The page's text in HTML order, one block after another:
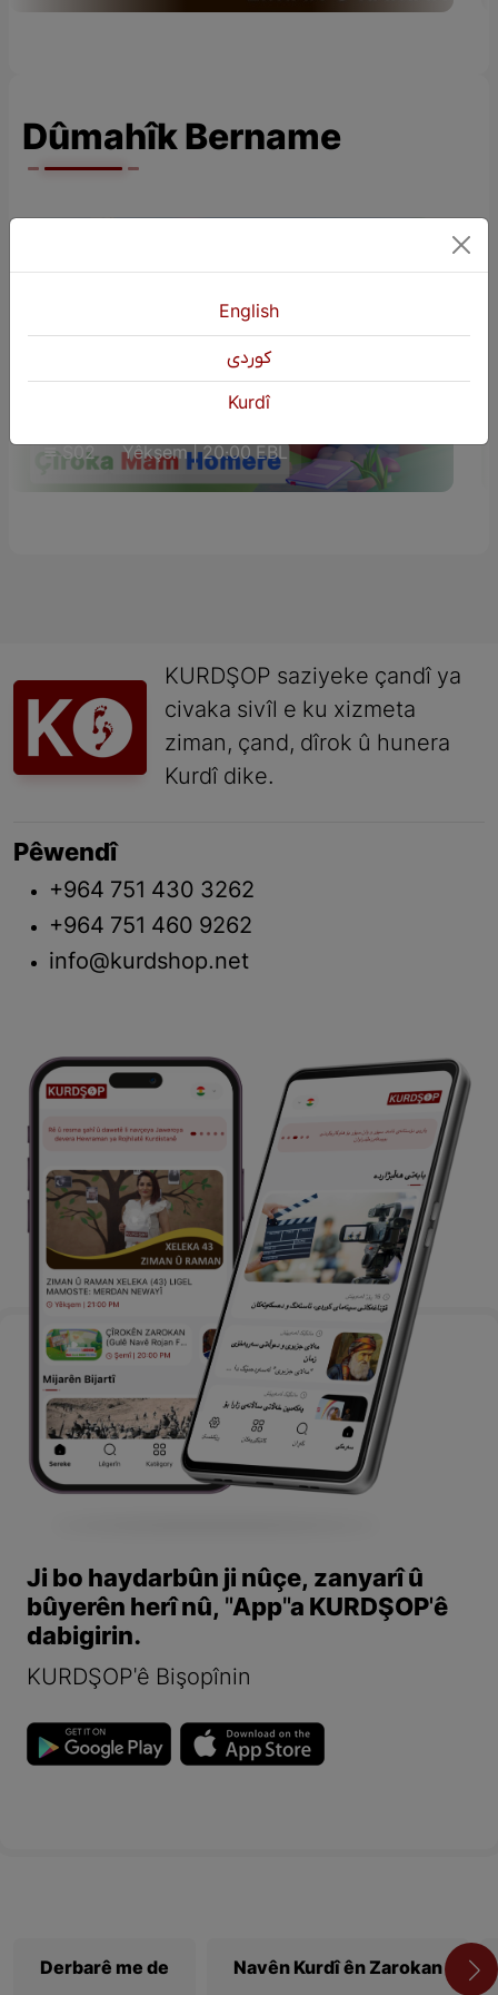
Dûmahîk Bername
ÇÎROKÊN ZAROKAN (Çîroka Mam
S02 Yêkşem | 20:00 EBL
KURDŞOP saziyeke çandî ya
civaka sivîl e ku xizmeta
ziman, çand, dîrok û hunera
Kurdî dike.
Pêwendî
+964 751 430 3262
+964 751 460 9262
info@kurdshop.net
Ji bo haydarbûn ji nûçe, zanyarî û
bûyerên herî nû, "App"a KURDŞOP'ê
dabigirin.
KURDŞOP'ê Bişopînin
Derbarê me de Navên Kurdî ên Zarokan
English
كوردی
Kurdî